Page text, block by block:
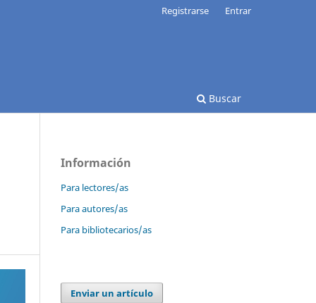
Buscar
Registrarse Entrar
Información
Para lectores/as
Para autores/as
Para bibliotecarios/as
Enviar un artículo